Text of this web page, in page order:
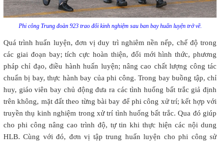
Phi công Trung đoàn 923 trao đổi kinh nghiệm sau ban bay huấn luyện trở về.
Quá trình huấn luyện, đơn vị duy trì nghiêm nền nếp, chế độ trong
các giai đoạn bay; tích cực hoàn thiện, đổi mới hình thức, phương
pháp chỉ đạo, điều hành huấn luyện; nâng cao chất lượng công tác
chuẩn bị bay, thực hành bay của phi công. Trong bay buồng tập, chỉ
huy, giáo viên bay chủ động đưa ra các tình huống bất trắc giả định
trên không, mặt đất theo từng bài bay để phi công xử trí; kết hợp với
truyền thụ kinh nghiệm trong xử trí tình huống bất trắc. Qua đó giúp
cho phi công nâng cao trình độ, tự tin khi thực hiện các nội dung
HLB. Cùng với đó, đơn vị tập trung huấn luyện cho phi công sử